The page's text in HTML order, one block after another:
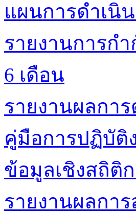
แผนการดำเนิ
รายงานการก
6 เดือน
รายงานผลกา
คู่มือการปฏิบัติ
ข้อมูลเชิงสถิติ
รายงานผลกา